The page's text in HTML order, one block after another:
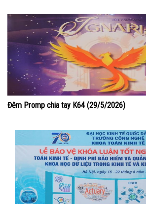
Đêm Promp chia tay K64 (29/5/2026)